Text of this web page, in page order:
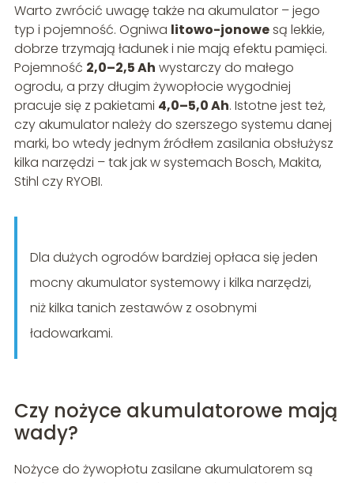
Warto zwrócić uwagę także na akumulator – jego
typ i pojemność. Ogniwa litowo-jonowesą lekkie,
dobrze trzymają ładunek i nie mają efektu pamięci.
Pojemność 2,0–2,5 Ah wystarczy do małego
ogrodu, a przy długim żywopłocie wygodniej
pracuje się z pakietami 4,0–5,0 Ah. Istotne jest też,
czy akumulator należy do szerszego systemu danej
marki, bo wtedy jednym źródłem zasilania obsłużysz
kilka narzędzi – tak jak w systemach Bosch, Makita,
Stihl czy RYOBI.
Dla dużych ogrodów bardziej opłaca się jeden
mocny akumulator systemowy i kilka narzędzi,
niż kilka tanich zestawów z osobnymi
ładowarkami.
Czy nożyce akumulatorowe mają
wady?
Nożyce do żywopłotu zasilane akumulatorem są